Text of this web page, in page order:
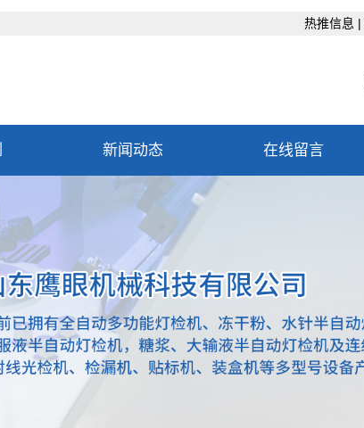
热推信息 |
新闻动态
公司新闻
行业资讯
技术资讯
在线留言